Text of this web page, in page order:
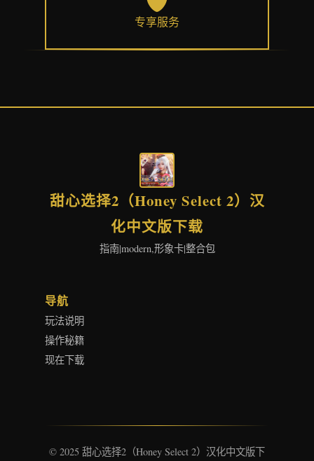
专享服务
甜心选择2（Honey Select 2）汉
化中文版下载
指南|modern,形象卡|整合包
导航
玩法说明
操作秘籍
现在下载
© 2025 甜心选择2（Honey Select 2）汉化中文版下